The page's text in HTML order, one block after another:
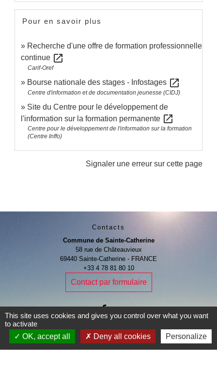
Pour en savoir plus
Recherche d'une offre de formation professionnelle
continue open_in_new
Carif-Oref
Bourse nationale des stages - Infostages open_in_new
Centre d'information et de documentation jeunesse (CIDJ)
Site du Centre pour le développement de
l'information sur la formation permanente open_in_new
Centre pour le développement de l'information sur la formation
(Centre Inffo)
Signaler une erreur sur cette page
Contacts
Commune de Sainte-Catherine
58 rue de Châteauvieux
69440 Sainte-Catherine - FRANCE
+33 4 78 81 80 10
Contact par formulaire
Je Contribue
This site uses cookies and gives you control over what you want
to activate
OK, accept all
Deny all cookies Personalize